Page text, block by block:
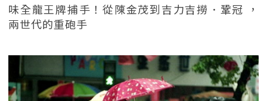
味全龍王牌捕手！從陳金茂到吉力吉撈．鞏冠 ，
兩世代的重砲手